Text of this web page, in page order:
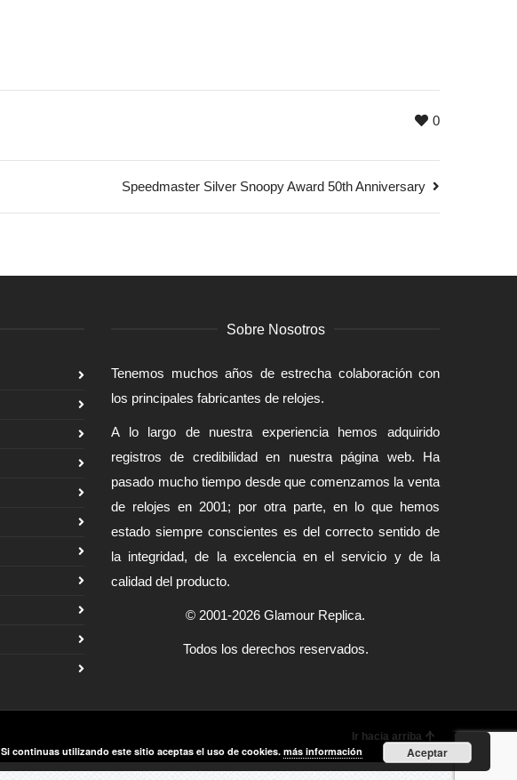
0
Speedmaster Silver Snoopy Award 50th Anniversary
Sobre Nosotros
Tenemos muchos años de estrecha colaboración con
los principales fabricantes de relojes.
A lo largo de nuestra experiencia hemos adquirido
registros de credibilidad en nuestra página web. Ha
pasado mucho tiempo desde que comenzamos la venta
de relojes en 2001; por otra parte, en lo que hemos
estado siempre conscientes es del correcto sentido de
la integridad, de la excelencia en el servicio y de la
calidad del producto.
© 2001-2026 Glamour Replica.
Todos los derechos reservados.
Ir hacia arriba
Si continuas utilizando este sitio aceptas el uso de cookies. más información Aceptar